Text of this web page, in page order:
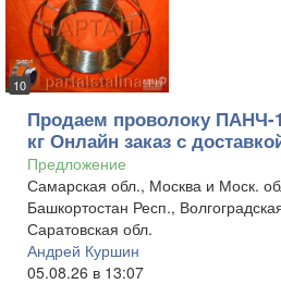
10
Продаем проволоку ПАНЧ-
кг Онлайн заказ с
Предложение
Самарская обл., Москва и Моск.
Башкортостан Респ.,
Саратовская обл.
Андрей Куршин
05.08.26 в 13:07